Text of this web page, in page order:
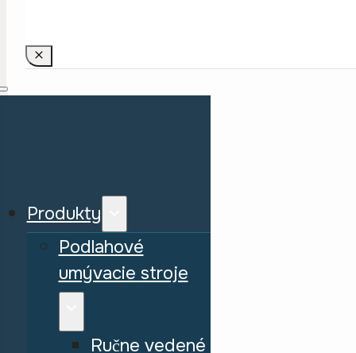
Produkty
Podlahové
umývacie stroje
Ručne vedené